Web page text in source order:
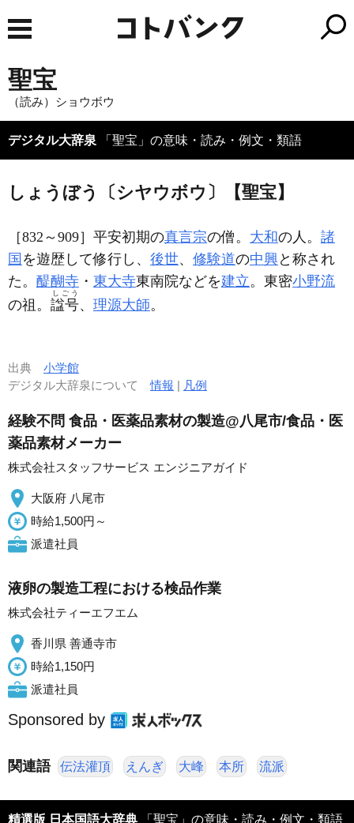
聖宝
（読み）ショウボウ
デジタル大辞泉 「聖宝」の意味・読み・例文・類語
しょうぼう〔シヤウボウ〕【聖宝】
［832～909］平安初期の真言宗の僧。 大和の人。 諸
国 を遊歴して修行し、 後世、 修験道の中興と称され
た。 醍醐寺 ・ 東大寺東南院などを建立。東密小野流
の祖。 諡号
しごう
、 理源大師。
出典 小学館
デジタル大辞泉について情報 | 凡例
経験不問 食品・医薬品素材の製造@八尾市/食品・医
薬品素材メーカー
株式会社スタッフサービス エンジニアガイド
大阪府 八尾市
時給1,500円～
派遣社員
液卵の製造工程における検品作業
株式会社ティーエフエム
香川県 善通寺市
時給1,150円
派遣社員
Sponsored by
関連語 伝法灌頂 えんぎ 大峰 本所 流派
精選版 日本国語大辞典 「聖宝」の意味・読み・例文・類語